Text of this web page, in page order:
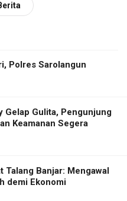
Polres Sarolangun
Gelap Gulita, Pengunjung
Keamanan Segera
Talang Banjar: Mengawal
demi Ekonomi